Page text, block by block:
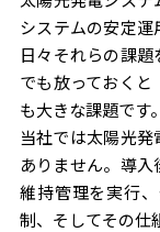
ト型
太陽
光発
電
今、
注目
システムの安定運
日々それらの課
でも放っておく
も大きな課題です。
当社では太陽光
ありません。導
維持管理を実行
制、そしてその仕